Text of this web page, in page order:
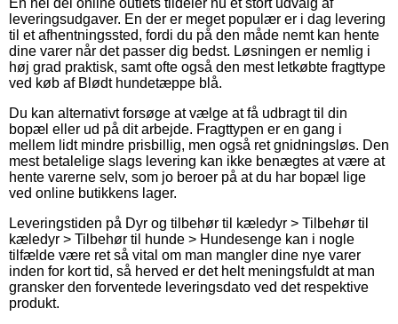
leveringsudgaver. En der er meget populær er i dag levering
til et afhentningssted, fordi du på den måde nemt kan hente
dine varer når det passer dig bedst. Løsningen er nemlig i
høj grad praktisk, samt ofte også den mest letkøbte fragttype
ved køb af Blødt hundetæppe blå.
Du kan alternativt forsøge at vælge at få udbragt til din
bopæl eller ud på dit arbejde. Fragttypen er en gang i
mellem lidt mindre prisbillig, men også ret gnidningsløs. Den
mest betalelige slags levering kan ikke benægtes at være at
hente varerne selv, som jo beroer på at du har bopæl lige
ved online butikkens lager.
Leveringstiden på Dyr og tilbehør til kæledyr > Tilbehør til
kæledyr > Tilbehør til hunde > Hundesenge kan i nogle
tilfælde være ret så vital om man mangler dine nye varer
inden for kort tid, så herved er det helt meningsfuldt at man
gransker den forventede leveringsdato ved det respektive
produkt.